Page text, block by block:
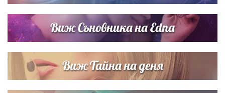
Виж Съновника на Edna
Виж Тайна на деня